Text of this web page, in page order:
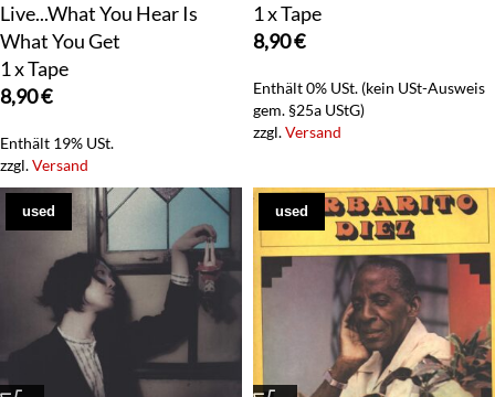
Live...What You Hear Is
What You Get
1 x Tape
8,90€
Enthält 19% USt.
zzgl.Versand
1 x Tape
8,90€
Enthält 0% USt. (kein USt-Ausweis
gem. §25a UStG)
zzgl.Versand
used used